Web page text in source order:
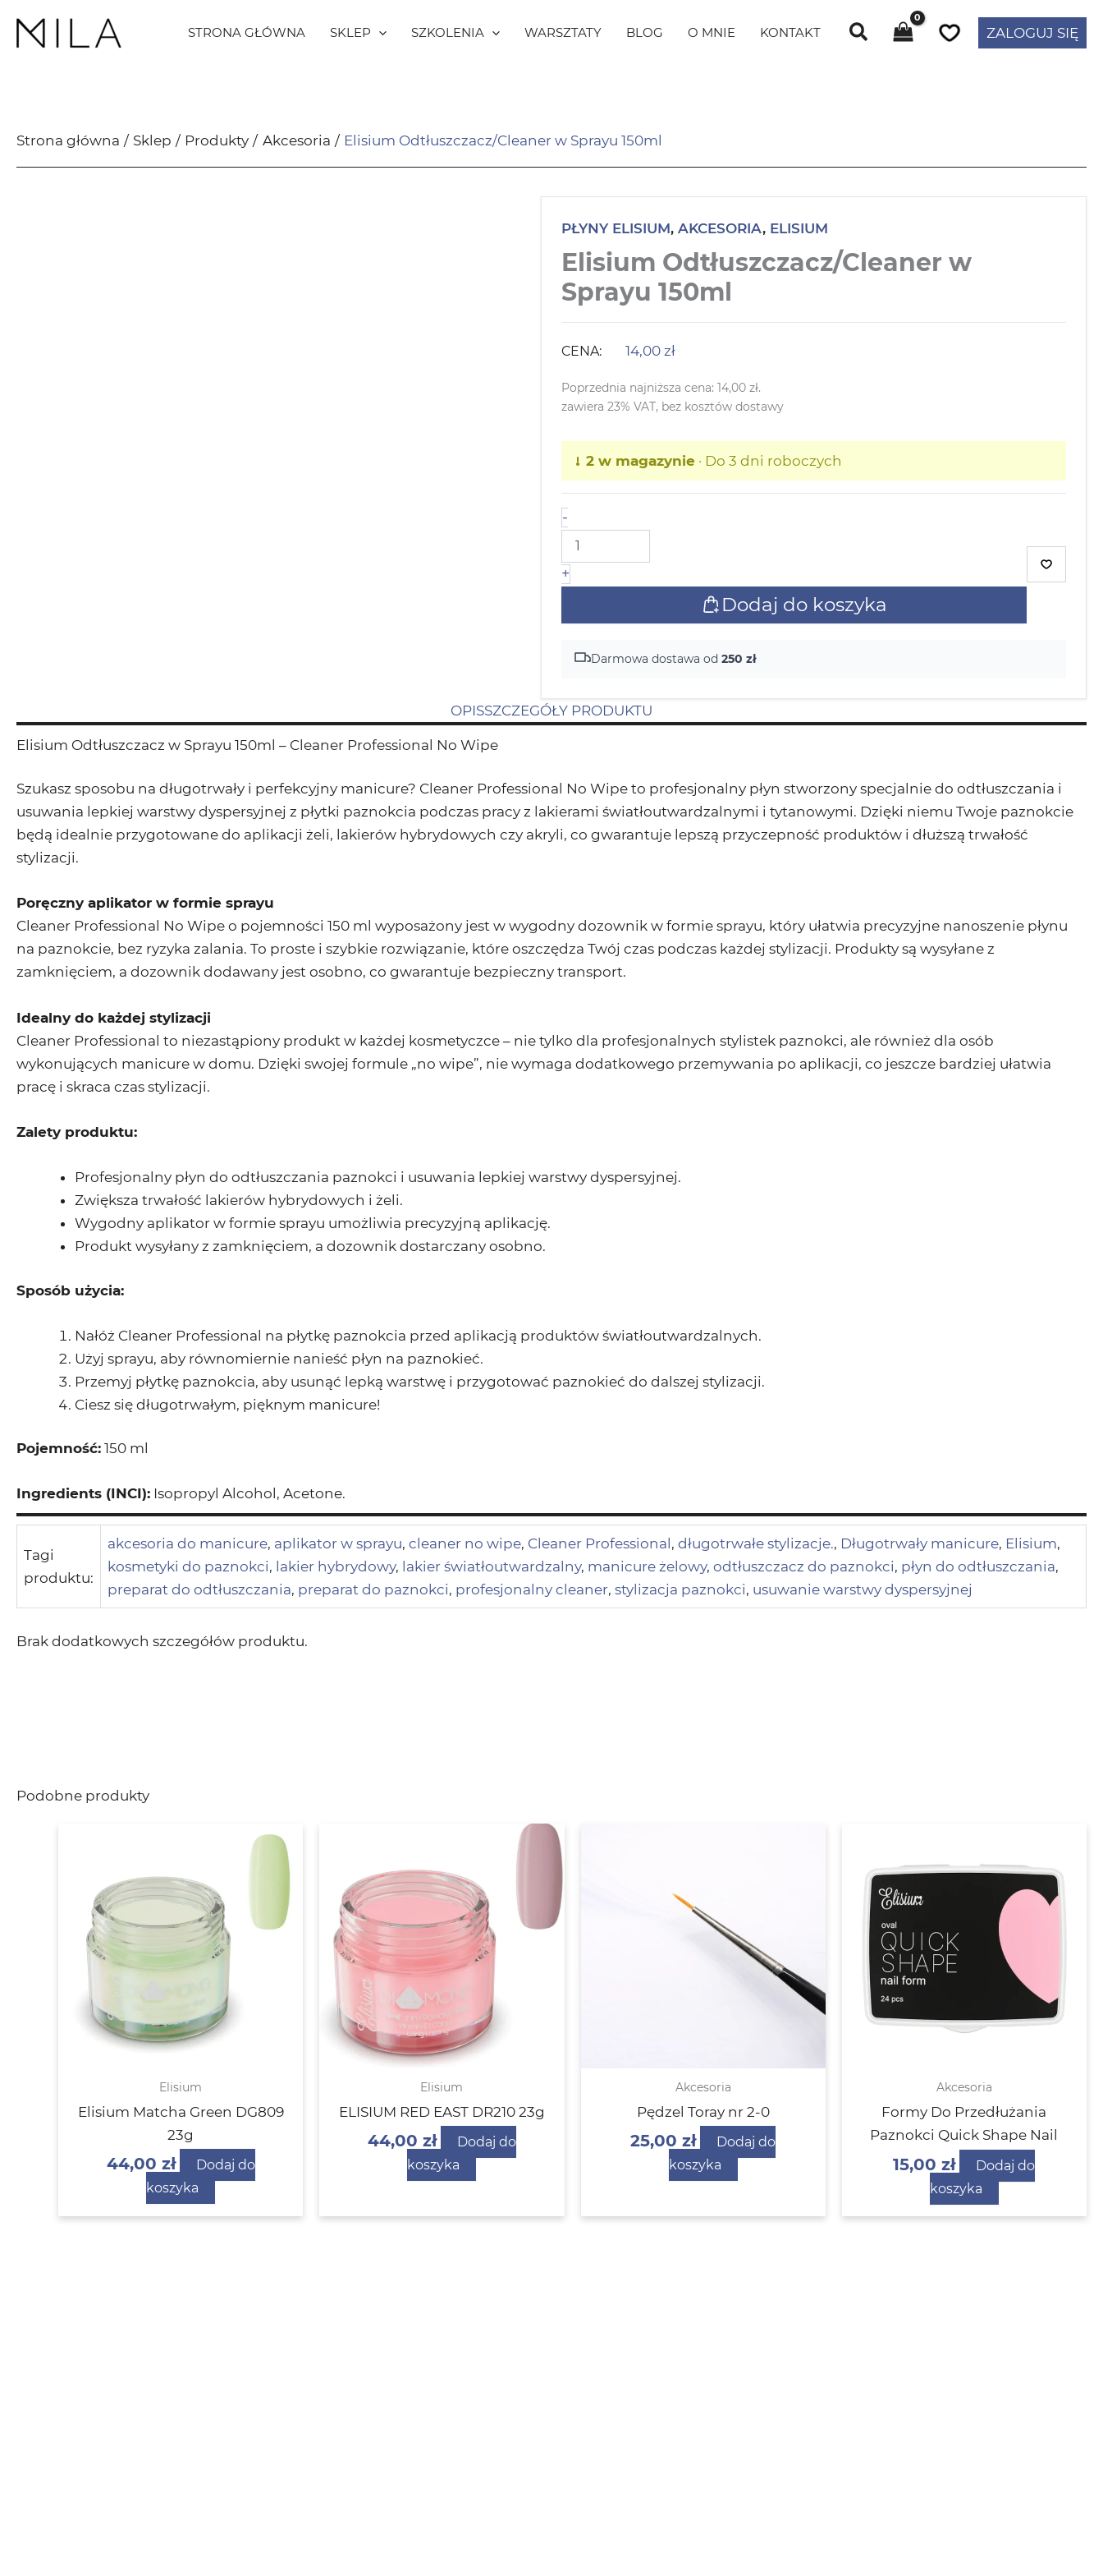
STRONA GŁÓWNA SKLEP SZKOLENIA WARSZTATY BLOG O MNIE KONTAKT ZALOGUJ SIĘ
Strona główna Sklep Produkty Akcesoria Elisium Odtłuszczacz/Cleaner w Sprayu 150ml
PŁYNY ELISIUM, AKCESORIA, ELISIUM
Elisium Odtłuszczacz/Cleaner w
Sprayu 150ml
CENA: 14,00 zł
Poprzednia najniższa cena: 14,00 zł.
zawiera 23% VAT, bez kosztów dostawy
2 w magazynie· Do 3 dni roboczych
-
+
Dodaj do koszyka
Darmowa dostawa od 250 zł
OPISSZCZEGÓŁY PRODUKTU
Elisium Odtłuszczacz w Sprayu 150ml – Cleaner Professional No Wipe
Szukasz sposobu na długotrwały i perfekcyjny manicure? Cleaner Professional No Wipe to profesjonalny płyn stworzony specjalnie do odtłuszczania i
usuwania lepkiej warstwy dyspersyjnej z płytki paznokcia podczas pracy z lakierami światłoutwardzalnymi i tytanowymi. Dzięki niemu Twoje paznokcie
będą idealnie przygotowane do aplikacji żeli, lakierów hybrydowych czy akryli, co gwarantuje lepszą przyczepność produktów i dłuższą trwałość
stylizacji.
Poręczny aplikator w formie sprayu
Cleaner Professional No Wipe o pojemności 150 ml wyposażony jest w wygodny dozownik w formie sprayu, który ułatwia precyzyjne nanoszenie płynu
na paznokcie, bez ryzyka zalania. To proste i szybkie rozwiązanie, które oszczędza Twój czas podczas każdej stylizacji. Produkty są wysyłane z
zamknięciem, a dozownik dodawany jest osobno, co gwarantuje bezpieczny transport.
Idealny do każdej stylizacji
Cleaner Professional to niezastąpiony produkt w każdej kosmetyczce – nie tylko dla profesjonalnych stylistek paznokci, ale również dla osób
wykonujących manicure w domu. Dzięki swojej formule „no wipe”, nie wymaga dodatkowego przemywania po aplikacji, co jeszcze bardziej ułatwia
pracę i skraca czas stylizacji.
Zalety produktu:
Profesjonalny płyn do odtłuszczania paznokci i usuwania lepkiej warstwy dyspersyjnej.
Zwiększa trwałość lakierów hybrydowych i żeli.
Wygodny aplikator w formie sprayu umożliwia precyzyjną aplikację.
Produkt wysyłany z zamknięciem, a dozownik dostarczany osobno.
Sposób użycia:
Nałóż Cleaner Professional na płytkę paznokcia przed aplikacją produktów światłoutwardzalnych.
Użyj sprayu, aby równomiernie nanieść płyn na paznokieć.
Przemyj płytkę paznokcia, aby usunąć lepką warstwę i przygotować paznokieć do dalszej stylizacji.
Ciesz się długotrwałym, pięknym manicure!
Pojemność: 150 ml
Ingredients (INCI): Isopropyl Alcohol, Acetone.
Tagi
produktu:
akcesoria do manicure, aplikator w sprayu, cleaner no wipe, Cleaner Professional , długotrwałe stylizacje., Długotrwały manicure, Elisium,
kosmetyki do paznokci, lakier hybrydowy, lakier światłoutwardzalny, manicure żelowy, odtłuszczacz do paznokci, płyn do odtłuszczania,
preparat do odtłuszczania, preparat do paznokci, profesjonalny cleaner, stylizacja paznokci, usuwanie warstwy dyspersyjnej
Brak dodatkowych szczegółów produktu.
Podobne produkty
Elisium
Elisium Matcha Green DG809
23g
44,00 zł
Dodaj do
koszyka
Elisium
ELISIUM RED EAST DR210 23g
44,00 zł
Dodaj do
koszyka
Akcesoria
Pędzel Toray nr 2-0
25,00zł
Dodaj do
koszyka
Akcesoria
Formy Do Przedłużania
Paznokci Quick Shape Nail
15,00zł
Dodaj do
koszyka